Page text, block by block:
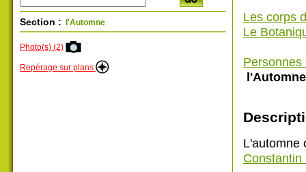
Section : l'Automne
Photo(s) (2)
Repérage sur plans
Les corps
Le
Personnes
l'Automne
L'automne
Constantin